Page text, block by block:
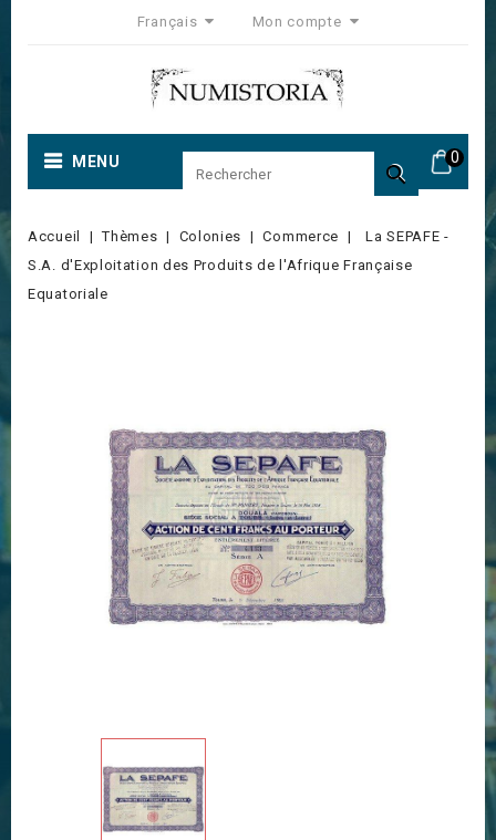
Français Mon compte
0
MENU 
Accueil Thèmes Colonies Commerce
La SEPAFE -
S.A. d'Exploitation des Produits de l'Afrique Française
Equatoriale